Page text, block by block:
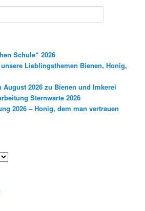
Schule“ 2026
Lieblingsthemen Bienen, Honig,
August 2026 zu Bienen und Imkerei
Sternwarte 2026
2026 – Honig, dem man vertrauen